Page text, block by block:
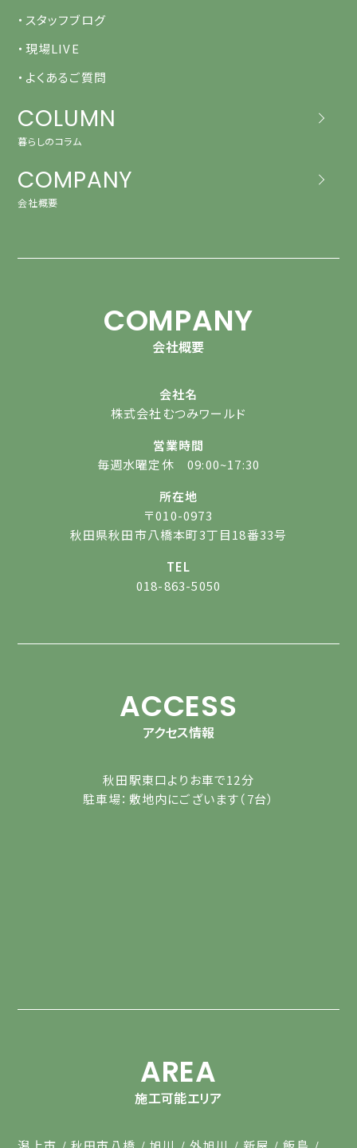
・スタッフブログ
・現場LIVE
・よくあるご質問
COLUMN
暮らしのコラム
COMPANY
会社概要
COMPANY
会社概要
会社名
株式会社むつみワールド
営業時間
毎週水曜定休 09:00~17:30
所在地
〒010-0973
秋田県秋田市八橋本町3丁目18番33号
TEL
018-863-5050
ACCESS
アクセス情報
秋田駅東口よりお車で12分
駐車場：敷地内にございます（7台）
AREA
施工可能エリア